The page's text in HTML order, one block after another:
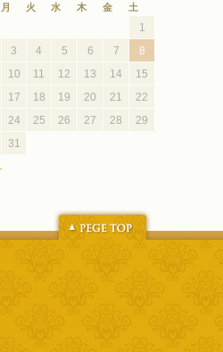
月 火 水 木 金 土
1
3 4 5 6 7
8
10 11 12 13 14
15
17 18 19 20 21
22
24 25 26 27 28
29
31